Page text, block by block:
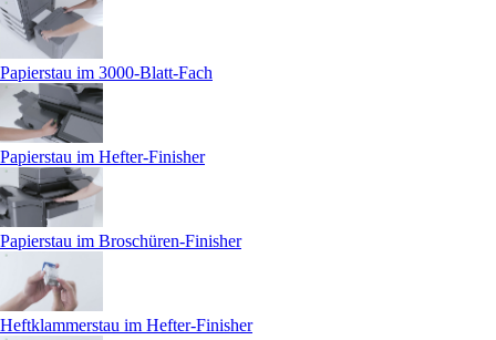
Papierstau im 3000-Blatt-Fach
Papierstau im Hefter-Finisher
Papierstau im Broschüren-Finisher
Heftklammerstau im Hefter-Finisher